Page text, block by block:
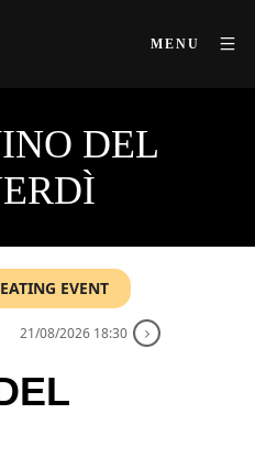
MENU
DEL
EVENT
21/08/2026 18:30